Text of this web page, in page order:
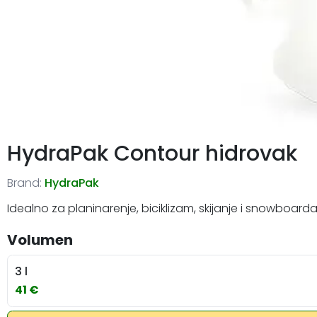
HydraPak Contour hidrovak
Brand: HydraPak
Idealno za planinarenje, biciklizam, skijanje i
Volumen
3 l
41 €